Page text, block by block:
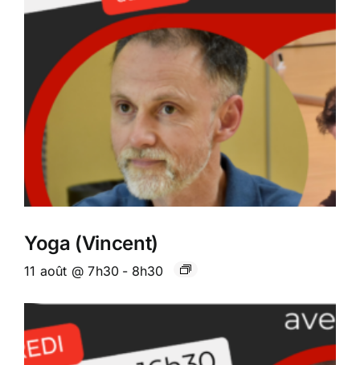
Yoga (Vincent)
11 août @ 7h30 - 8h30